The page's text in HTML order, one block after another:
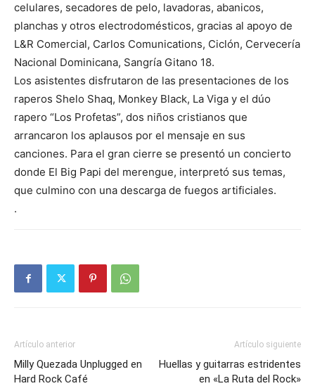
celulares, secadores de pelo, lavadoras, abanicos,
planchas y otros electrodomésticos, gracias al apoyo de
L&R Comercial, Carlos Comunications, Ciclón, Cervecería
Nacional Dominicana, Sangría Gitano 18.
Los asistentes disfrutaron de las presentaciones de los
raperos Shelo Shaq, Monkey Black, La Viga y el dúo
rapero “Los Profetas”, dos niños cristianos que
arrancaron los aplausos por el mensaje en sus
canciones. Para el gran cierre se presentó un concierto
donde El Big Papi del merengue, interpretó sus temas,
que culmino con una descarga de fuegos artificiales.
.
Artículo anterior
Milly Quezada Unplugged en
Hard Rock Café
Artículo siguiente
Huellas y guitarras estridentes